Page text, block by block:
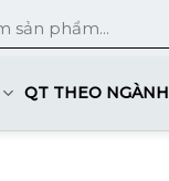
QT THEO